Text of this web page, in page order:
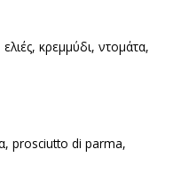
κρεμμύδι, ντομάτα,
prosciutto di parma,